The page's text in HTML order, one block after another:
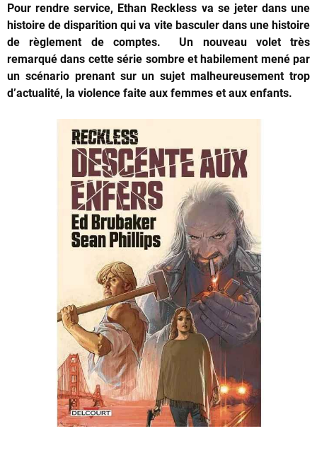
Pour rendre service, Ethan Reckless va se jeter dans une
histoire de disparition qui va vite basculer dans une histoire
de règlement de comptes. Un nouveau volet très
remarqué dans cette série sombre et habilement mené par
un scénario prenant sur un sujet malheureusement trop
d’actualité, la violence faite aux femmes et aux enfants.